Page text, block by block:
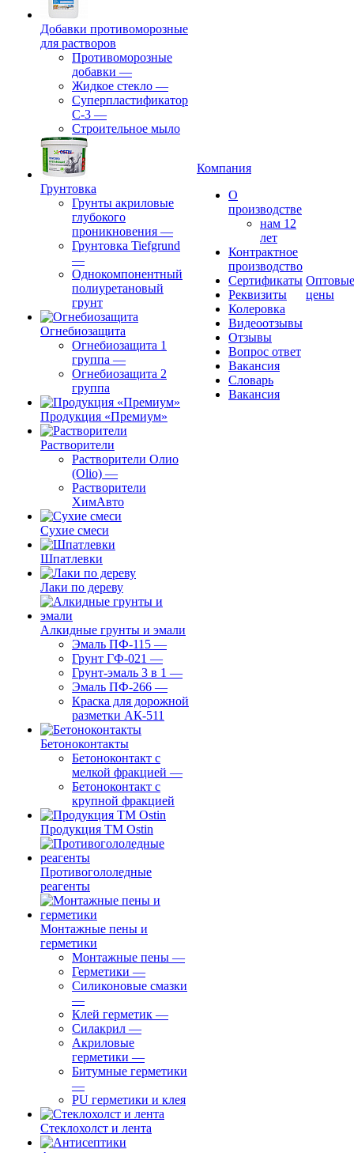
Добавки противоморозные
для растворов
Противоморозные
добавки —
Жидкое стекло —
Суперпластификатор
С-3 —
Строительное мыло
Грунтовка
Грунты акриловые
глубокого
проникновения —
Грунтовка Tiefgrund
—
Однокомпонентный
полиуретановый
грунт
Огнебиозащита
Огнебиозащита 1
группа —
Огнебиозащита 2
группа
Продукция «Премиум»
Растворители
Растворители Олио
(Olio) —
Растворители
ХимАвто
Сухие смеси
Шпатлевки
Лаки по дереву
Алкидные грунты и эмали
Эмаль ПФ-115 —
Грунт ГФ-021 —
Грунт-эмаль 3 в 1 —
Эмаль ПФ-266 —
Краска для дорожной
разметки АК-511
Бетоноконтакты
Бетоноконтакт с
мелкой фракцией —
Бетоноконтакт с
крупной фракцией
Продукция ТМ Ostin
Противогололедные
реагенты
Монтажные пены и
герметики
Монтажные пены —
Герметики —
Силиконовые смазки
—
Клей герметик —
Силакрил —
Акриловые
герметики —
Битумные герметики
—
PU герметики и клея
Стеклохолст и лента
Компания
О
производстве
нам 12
лет
Контрактное
производство
Сертификаты
Реквизиты
Колеровка
Видеоотзывы
Отзывы
Вопрос ответ
Вакансия
Словарь
Вакансия
Оптовые
цены